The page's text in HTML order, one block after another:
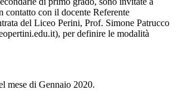
contatto con il docente Referente
del Liceo Perini, Prof. Simone Patrucco
per definire le modalità
mese di Gennaio 2020.